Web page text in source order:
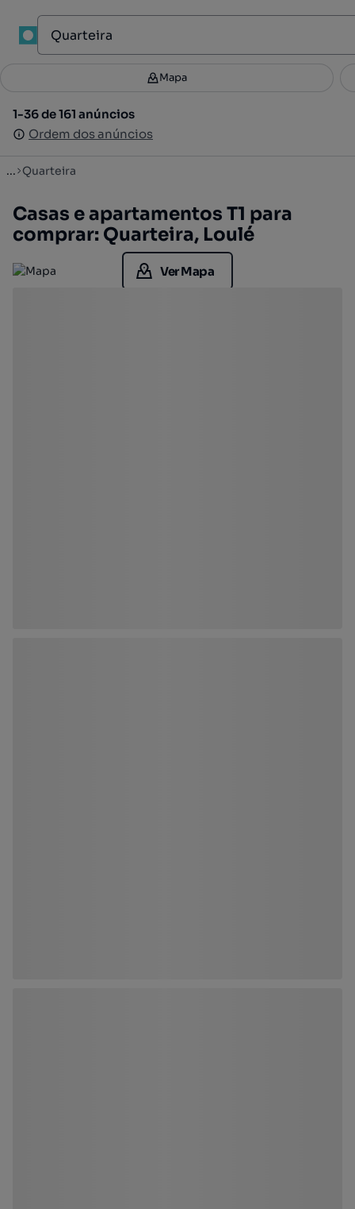
Filtros 2
1-36 de 161 anúncios
Ordem dos anúncios
Mapa
1-36 de 161 anúncios
Ordem dos anúncios
... Quarteira
Casas e apartamentos T1 para
comprar: Quarteira, Loulé
Ver Mapa